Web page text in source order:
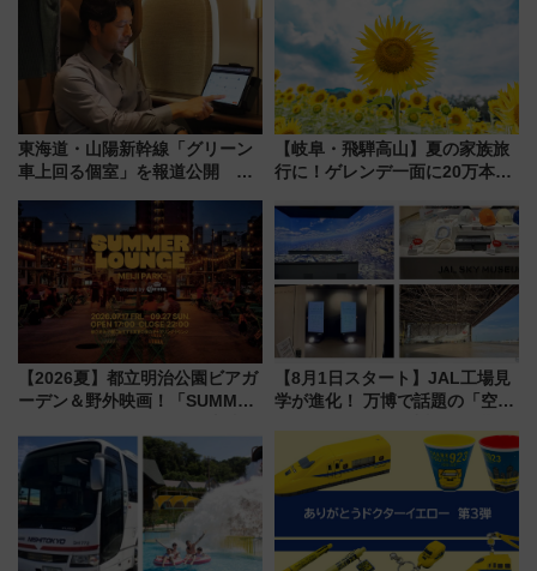
変更点まとめ
東海道・山陽新幹線「グリーン
車上回る個室」を報道公開 プ
【岐阜・飛騨高山】夏の家族旅
行に！ゲレンデ一面に20万本の
アひまわり園」開園
【2026夏】都立明治公園ビアガ
ーデン＆野外映画！「SUMMER
ケジュール 夜風とビール、映画
を満喫！
【8月1日スタート】JAL工場見
学が進化！ 万博で話題の「空飛
限定の歴代制服仮想試着体験も
レポート